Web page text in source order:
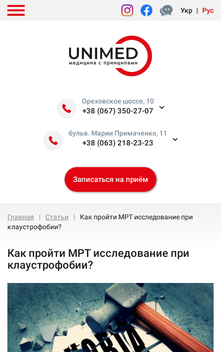
Укр | Рус
Ореховское шоссе, 10
+38 (067) 350-27-07
бульв. Марии Примаченко, 11
+38 (063) 218-23-23
Записаться на приём
Главная Статьи
Как пройти МРТ исследование при
клаустрофобии?
Как пройти МРТ исследование при
клаустрофобии?